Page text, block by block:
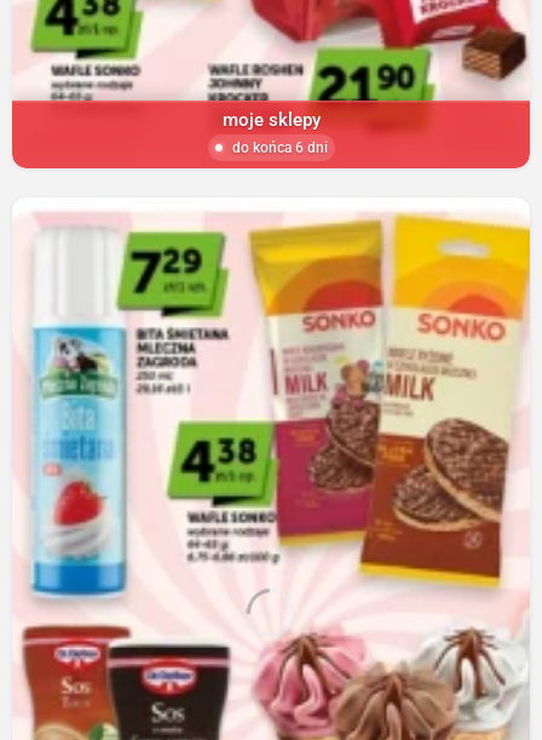
moje sklepy
do końca 6 dni